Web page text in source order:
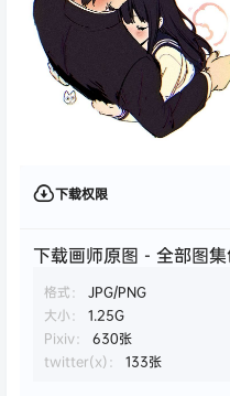
下载权限
下载画师原图 - 全部图集
格式：
JPG/PNG
大小：
1.25G
Pixiv：
630张
twitter(x)：
133张